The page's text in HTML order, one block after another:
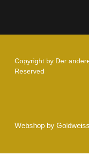
Copyright by Der
Reserved
Webshop by Goldweiss